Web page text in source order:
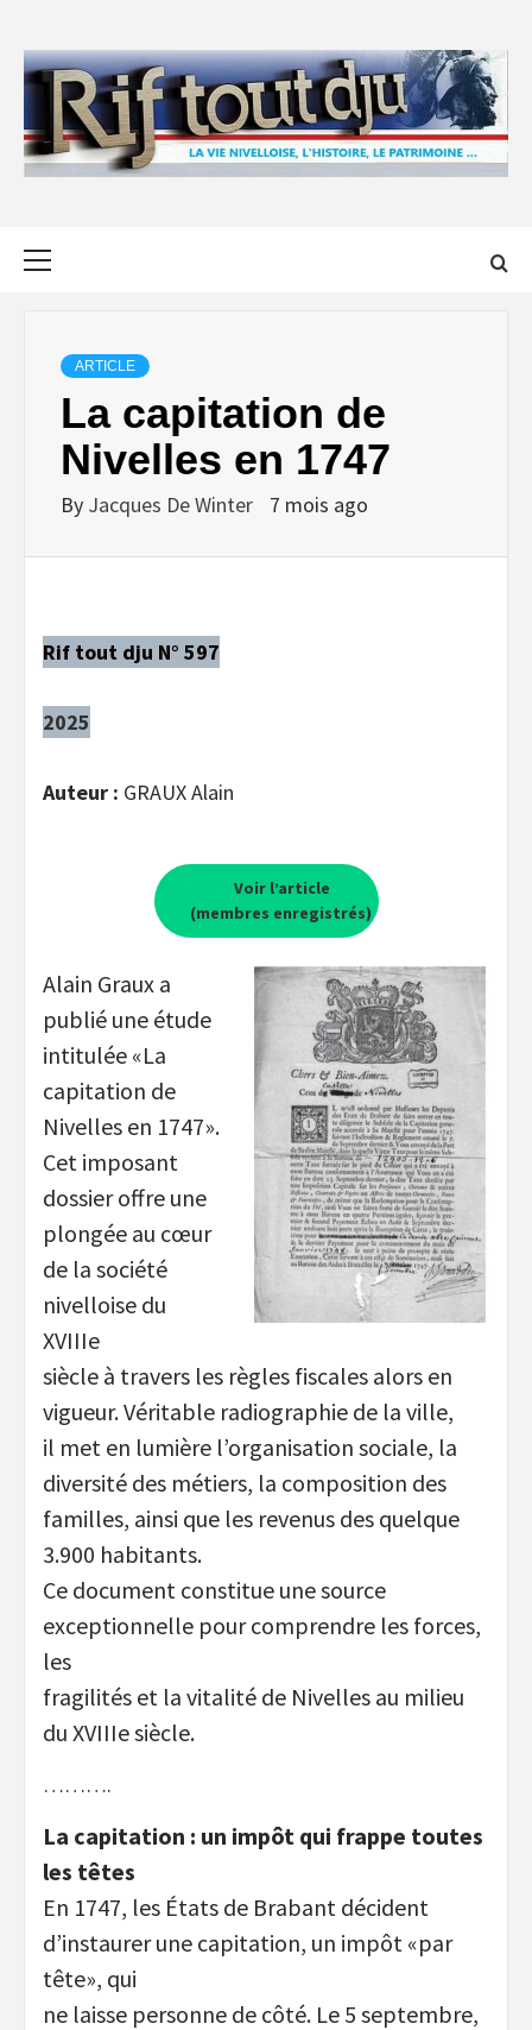
content
ARTICLE
La capitation de
Nivelles en 1747
By Jacques De Winter 7 mois ago
Rif tout dju N° 597
2025
Auteur : GRAUX Alain
Voir l’article
(membres enregistrés)
Alain Graux a
publié une étude
intitulée «La
capitation de
Nivelles en 1747».
Cet imposant
dossier offre une
plongée au cœur
de la société
nivelloise du
XVIIIe
siècle à travers les règles fiscales alors en
vigueur. Véritable radiographie de la ville,
il met en lumière l’organisation sociale, la
diversité des métiers, la composition des
familles, ainsi que les revenus des quelque
3.900 habitants.
Ce document constitue une source
exceptionnelle pour comprendre les forces,
les
fragilités et la vitalité de Nivelles au milieu
du XVIIIe siècle.
……….
La capitation : un impôt qui frappe toutes
les têtes
En 1747, les États de Brabant décident
d’instaurer une capitation, un impôt «par
tête», qui
ne laisse personne de côté. Le 5 septembre,